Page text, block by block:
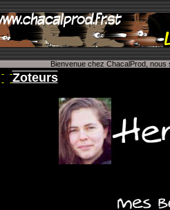
Bienvenue chez ChacalProd, nous
Zoteurs